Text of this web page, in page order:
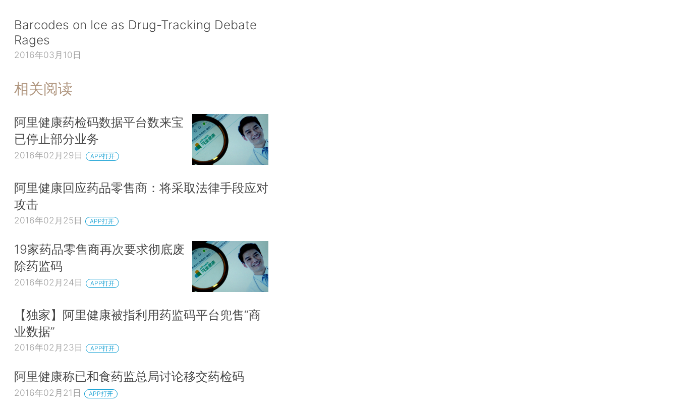
Barcodes on Ice as Drug-Tracking Debate
Rages
2016年03月10日
相关阅读
阿里健康药检码数据平台数来宝
已停止部分业务
2016年02月29日 APP打开
阿里健康回应药品零售商：将采取法律手段应对
攻击
2016年02月25日 APP打开
19家药品零售商再次要求彻底废
除药监码
2016年02月24日 APP打开
【独家】阿里健康被指利用药监码平台兜售“商
业数据”
2016年02月23日 APP打开
阿里健康称已和食药监总局讨论移交药检码
2016年02月21日 APP打开